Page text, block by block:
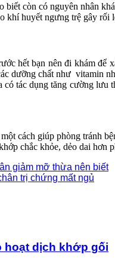
biết còn có nguyên nhân
khí huyết ngưng trệ gây rối
hết bạn nên đi khám
dưỡng chất như vitamin
tác dụng tăng cường lưu
cách giúp phòng tránh
chắc khỏe, dẻo dai hơn
giảm mỡ thừa nên biết
trị chứng mất ngủ
hoạt dịch khớp gối